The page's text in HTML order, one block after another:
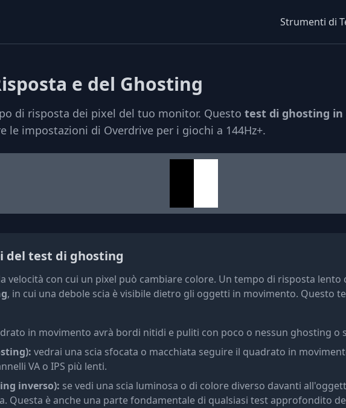
Strumenti di
e del Ghosting
di risposta dei pixel del tuo monitor. Questo test di ghosting in
le impostazioni di Overdrive per i giochi a 144Hz+.
del test di ghosting
velocità con cui un pixel può cambiare colore. Un tempo di risposta lento
, in cui una debole scia è visibile dietro gli oggetti in movimento. Questo
in movimento avrà bordi nitidi e puliti con poco o nessun ghosting o
vedrai una scia sfocata o macchiata seguire il quadrato in
VA o IPS più lenti.
inverso): se vedi una scia luminosa o di colore diverso davanti
Questa è anche una parte fondamentale di qualsiasi test approfondito